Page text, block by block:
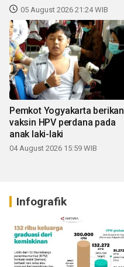
05 August 2026 21:24 WIB
Pemkot Yogyakarta berikan
vaksin HPV perdana pada
anak laki-laki
04 August 2026 15:59 WIB
Infografik